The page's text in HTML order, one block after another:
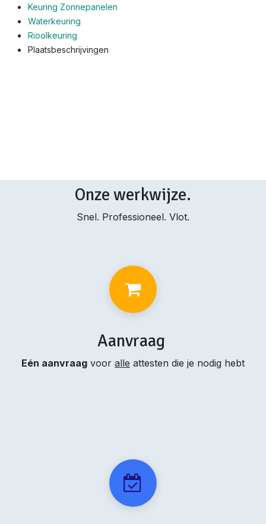
Keuring Zonnepanelen
Waterkeuring
Rioolkeuring
Plaatsbeschrijvingen
Onze werkwijze.
Snel. Professioneel. Vlot.
Aanvraag
Eén aanvraag voor alle attesten die je nodig hebt